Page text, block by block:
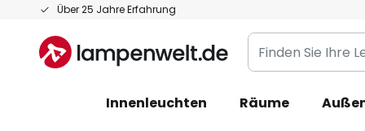
Über 25 Jahre Erfahrung
Zum
springen
Finden
Sie
Leuchte...
Innenleuchten Räume